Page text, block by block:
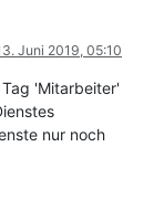
Juni 2019, 05:10
'Mitarbeiter'
nur noch